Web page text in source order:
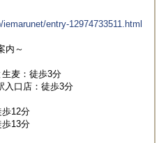
entry-12974733511.html
内～
麦：徒歩3分
入口店：徒歩3分
12分
13分